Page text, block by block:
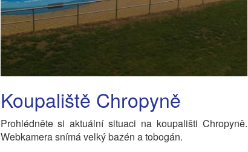
Koupaliště Chropyně
Prohlédněte si aktuální situaci na koupališti Chropyně.
Webkamera snímá velký bazén a tobogán.